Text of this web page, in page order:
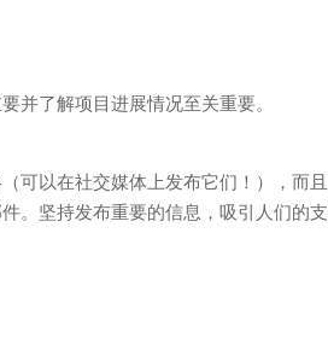
并了解项目进展情况至关重要。
可以在社交媒体上发布它们！），而
。坚持发布重要的信息，吸引人们的支